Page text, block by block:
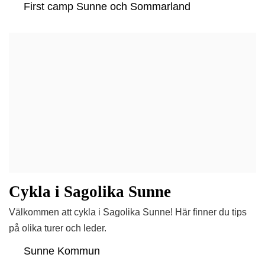
First camp Sunne och Sommarland
Cykla i Sagolika Sunne
Välkommen att cykla i Sagolika Sunne! Här finner du tips
på olika turer och leder.
Sunne Kommun